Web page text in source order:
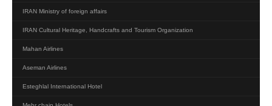
IRAN Ministry of foreign affairs
IRAN Cultural Heritage, Handcrafts and Tourism Organization
Mahan Airlines
Aseman Airlines
Esteghlal International Hotel